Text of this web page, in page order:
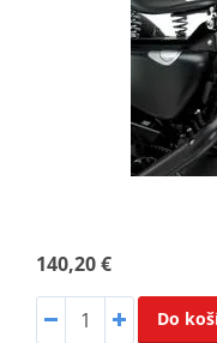
140,20 €
Do